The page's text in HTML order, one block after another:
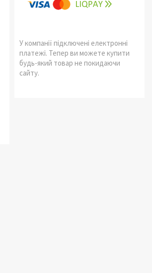
У компанії підключені електронні
платежі. Тепер ви можете купити
будь-який товар не покидаючи
сайту.